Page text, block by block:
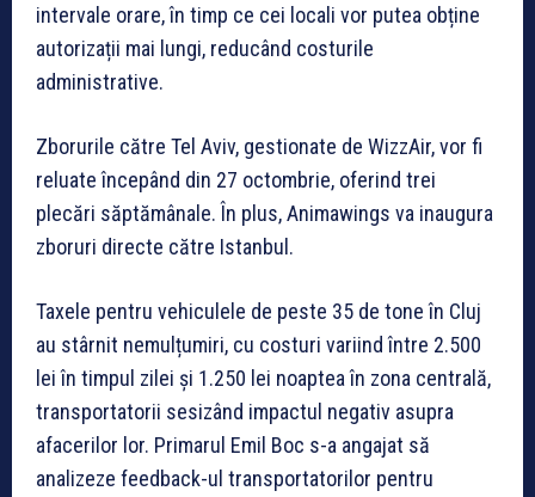
intervale orare, în timp ce cei locali vor putea obține
autorizații mai lungi, reducând costurile
administrative.
Zborurile către Tel Aviv, gestionate de WizzAir, vor fi
reluate începând din 27 octombrie, oferind trei
plecări săptămânale. În plus, Animawings va inaugura
zboruri directe către Istanbul.
Taxele pentru vehiculele de peste 35 de tone în Cluj
au stârnit nemulțumiri, cu costuri variind între 2.500
lei în timpul zilei și 1.250 lei noaptea în zona centrală,
transportatorii sesizând impactul negativ asupra
afacerilor lor. Primarul Emil Boc s-a angajat să
analizeze feedback-ul transportatorilor pentru